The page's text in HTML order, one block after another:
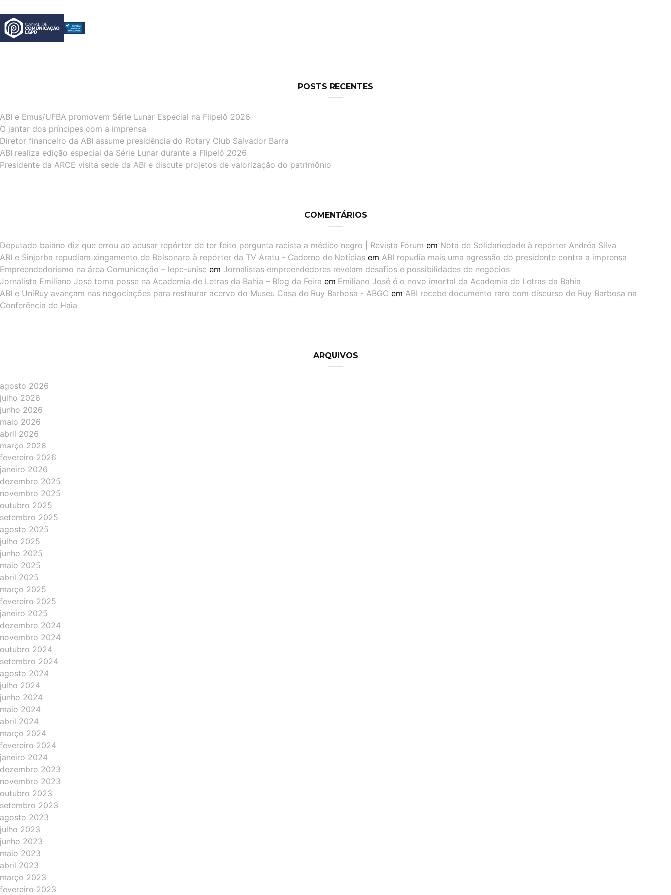
POSTS RECENTES
ABI e Emus/UFBA promovem Série Lunar Especial na Flipelô 2026
O jantar dos príncipes com a imprensa
Diretor financeiro da ABI assume presidência do Rotary Club Salvador Barra
ABI realiza edição especial da Série Lunar durante a Flipelô 2026
Presidente da ARCE visita sede da ABI e discute projetos de valorização do patrimônio
COMENTÁRIOS
Deputado baiano diz que errou ao acusar repórter de ter feito pergunta racista a médico negro | Revista Fórum em Nota de Solidariedade à repórter Andréa Silva
ABI e Sinjorba repudiam xingamento de Bolsonaro à repórter da TV Aratu - Caderno de Notícias em ABI repudia mais uma agressão do presidente contra a imprensa
Empreendedorismo na área Comunicação – lepc-unisc em Jornalistas empreendedores revelam desafios e possibilidades de negócios
Jornalista Emiliano José toma posse na Academia de Letras da Bahia – Blog da Feira em Emiliano José é o novo imortal da Academia de Letras da Bahia
ABI e UniRuy avançam nas negociações para restaurar acervo do Museu Casa de Ruy Barbosa - ABGC em ABI recebe documento raro com discurso de Ruy Barbosa na
Conferência de Haia
ARQUIVOS
agosto 2026
julho 2026
junho 2026
maio 2026
abril 2026
março 2026
fevereiro 2026
janeiro 2026
dezembro 2025
novembro 2025
outubro 2025
setembro 2025
agosto 2025
julho 2025
junho 2025
maio 2025
abril 2025
março 2025
fevereiro 2025
janeiro 2025
dezembro 2024
novembro 2024
outubro 2024
setembro 2024
agosto 2024
julho 2024
junho 2024
maio 2024
abril 2024
março 2024
fevereiro 2024
janeiro 2024
dezembro 2023
novembro 2023
outubro 2023
setembro 2023
agosto 2023
julho 2023
junho 2023
maio 2023
abril 2023
março 2023
fevereiro 2023